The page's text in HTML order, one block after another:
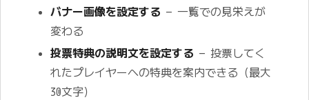
バナー画像を設定する — 一覧での見栄えが
変わる
投票特典の説明文を設定する — 投票してく
れたプレイヤーへの特典を案内できる（最大
30文字）